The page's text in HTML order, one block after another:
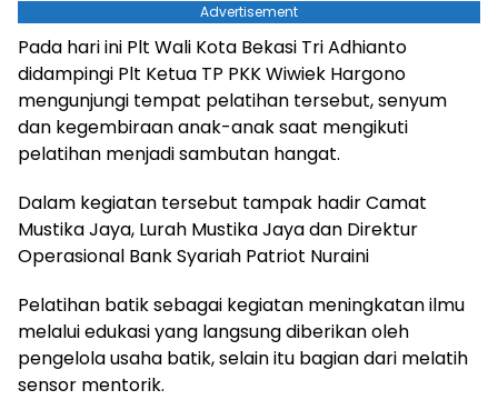
Advertisement
Pada hari ini Plt Wali Kota Bekasi Tri Adhianto
didampingi Plt Ketua TP PKK Wiwiek Hargono
mengunjungi tempat pelatihan tersebut, senyum
dan kegembiraan anak-anak saat mengikuti
pelatihan menjadi sambutan hangat.
Dalam kegiatan tersebut tampak hadir Camat
Mustika Jaya, Lurah Mustika Jaya dan Direktur
Operasional Bank Syariah Patriot Nuraini
Pelatihan batik sebagai kegiatan meningkatan ilmu
melalui edukasi yang langsung diberikan oleh
pengelola usaha batik, selain itu bagian dari melatih
sensor mentorik.